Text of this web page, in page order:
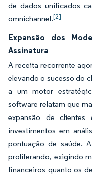
de dados unificados
omnichannel.[2]
Expansão dos
Assinatura
A receita recorrente
elevando o sucesso do
a um motor
software relatam que
expansão de clientes
investimentos em
pontuação de saúde.
proliferando, exigindo
financeiros quanto os